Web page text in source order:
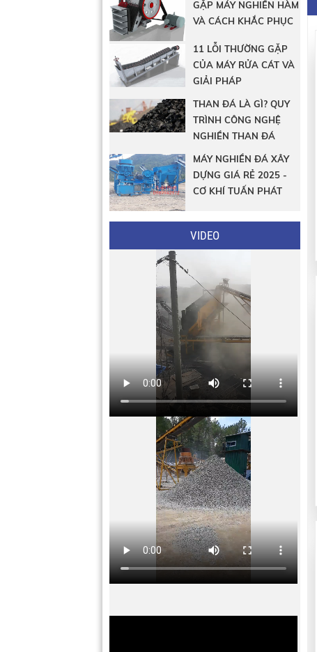
GẶP MÁY NGHIỀN HÀM
VÀ CÁCH KHẮC PHỤC
11 LỖI THƯỜNG GẶP
CỦA MÁY RỬA CÁT VÀ
GIẢI PHÁP
THAN ĐÁ LÀ GÌ? QUY
TRÌNH CÔNG NGHỆ
NGHIỀN THAN ĐÁ
MÁY NGHIỀN ĐÁ XÂY
DỰNG GIÁ RẺ 2025 -
CƠ KHÍ TUẤN PHÁT
VIDEO